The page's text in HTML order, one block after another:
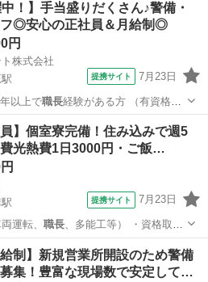
中！】手当盛りだくさん♪警備・
◎安心の正社員＆月給制◎
円
株式会社
提携サイト 7月23日
以上で職長経験がある方 （有資格者
その他
員】個室寮完備！住み込みで週5
費光熱費1日3000円・ご飯…
提携サイト 7月23日
運転、 職長、多能工等） ・資格取得
大工
給制】新規営業所開設のため警備
集！豊富な現場数で安定して…